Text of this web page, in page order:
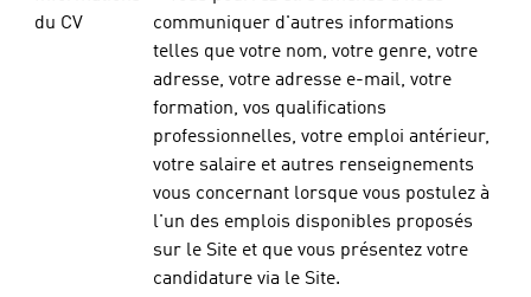
du CV
communiquer d'autres informations
telles que votre nom, votre genre, votre
adresse, votre adresse e-mail, votre
formation, vos qualifications
professionnelles, votre emploi antérieur,
votre salaire et autres renseignements
vous concernant lorsque vous postulez à
l'un des emplois disponibles proposés
sur le Site et que vous présentez votre
candidature via le Site.